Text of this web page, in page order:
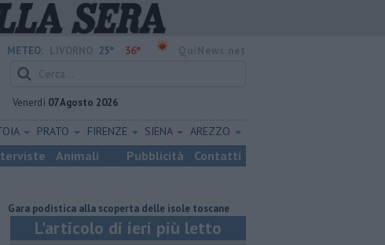
METEO: 25° 36°
Venerdì 07 Agosto 2026
PRATO FIRENZE SIENA AREZZO
Animali Pubblicità Contatti
alla scoperta delle isole toscane Quattro chili di droga nel frigo del
L'articolo di ieri più letto